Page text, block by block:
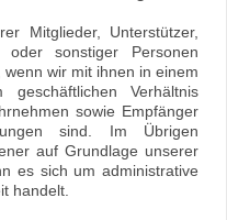
Mitglieder, Unterstützer,
oder sonstiger Personen
wir mit ihnen in einem
geschäftlichen Verhältnis
sowie Empfänger
sind. Im Übrigen
auf Grundlage unserer
es sich um administrative
handelt.